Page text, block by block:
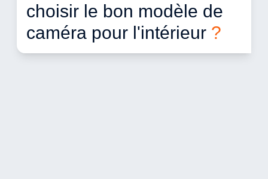
choisir le bon modèle de
caméra pour l'intérieur ?